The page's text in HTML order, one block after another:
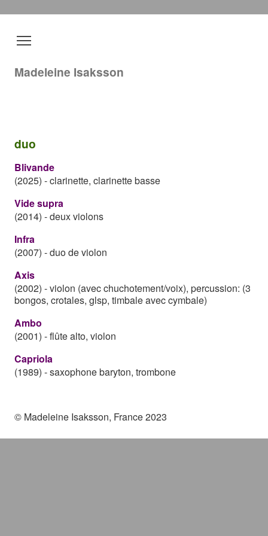
Madeleine Isaksson
duo
Blivande
(2025) -clarinette, clarinette basse
Vide supra
(2014) -deux violons
Infra
(2007) -duo de violon
Axis
(2002) -violon (avec chuchotement/voix), percussion: (3
bongos, crotales, glsp, timbale avec cymbale)
Ambo
(2001) -flûte alto, violon
Capriola
(1989) -saxophone baryton, trombone
© Madeleine Isaksson, France 2023